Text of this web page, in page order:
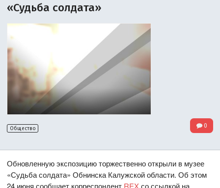
«Судьба солдата»
Общество 0
Обновленную экспозицию торжественно открыли в музее
«Судьба солдата» Обнинска Калужской области. Об этом
24 июня сообщает корреспондент REXсо ссылкой на